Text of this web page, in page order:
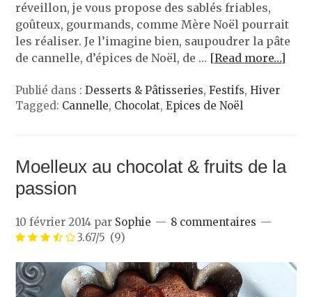
réveillon, je vous propose des sablés friables,
goûteux, gourmands, comme Mère Noël pourrait
les réaliser. Je l’imagine bien, saupoudrer la pâte
de cannelle, d’épices de Noël, de … [Read more…]
Publié dans :Desserts & Pâtisseries,Festifs,Hiver
Tagged: Cannelle, Chocolat,Epices de Noël
Moelleux au chocolat & fruits de la
passion
10 février 2014 par Sophie
8 commentaires
3.67/5 (9)